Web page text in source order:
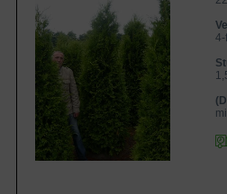
im Winter vor Frost und
diesen. Auf unserem Blog
Bewässerung
noch einmal genau
Düngung
Der Lebensbaum 'Brabant'
zehrendes Gehölz. Dies
4-